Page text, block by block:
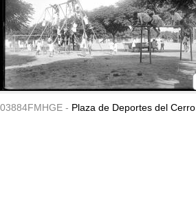
03884FMHGE - Plaza de Deportes del Cerro.